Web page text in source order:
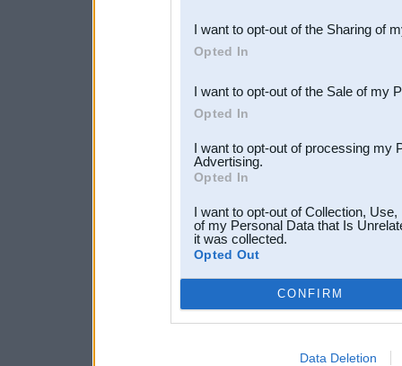
Downstream Participants
third parties.
I want to opt-out of the Sharing of
Opted In
I want to opt-out of the Sale of my
Opted In
I want to opt-out of processing my
Advertising.
Opted In
I want to opt-out of Collection,
of my Personal Data that Is
it was collected.
Opted Out
CONFIRM
Data Deletion